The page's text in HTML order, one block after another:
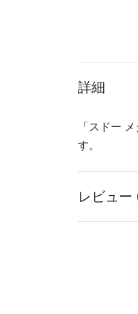
詳細
「スドー
す。
レビュー